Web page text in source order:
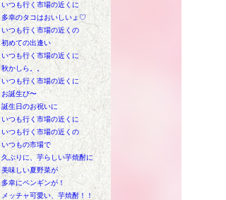
いつも行く市場の近くに
多幸のタコはおいしいょ♡
いつも行く市場の近くの
初めての出逢い
いつも行く市場の近くに
秋かしら。。
いつも行く市場の近くに
お誕生び〜
誕生日のお祝いに
いつも行く市場の近くに
いつも行く市場の近くの
いつもの市場で
久ぶりに、芋らしい芋焼酎に
美味しい夏野菜が
多幸にペンギンが！
メッチャ可愛い、芋焼酎！！